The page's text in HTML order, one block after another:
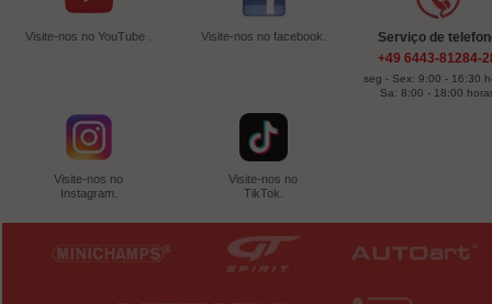
Visite-nos no YouTube . Visite-nos no facebook.
Visite-nos no
Instagram.
Visite-nos no
TikTok.
Serviço de
+49 6443-81284-
seg - Sex: 9:00 - 16:30
Sa: 8:00 - 18:00